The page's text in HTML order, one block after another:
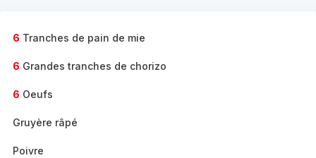
6 Tranches de pain de mie
6 Grandes tranches de chorizo
6 Oeufs
Gruyère râpé
Poivre